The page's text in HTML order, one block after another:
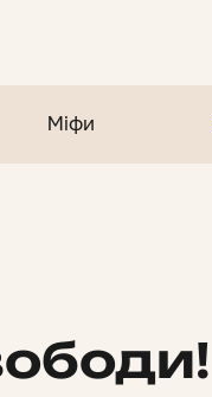
Міфи